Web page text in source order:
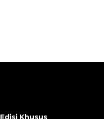
Edisi Khusus